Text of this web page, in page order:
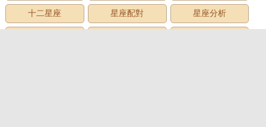
十二星座 星座配對 星座分析